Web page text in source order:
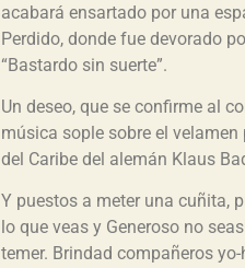
acabará ensartado por una
Perdido, donde fue devorado
“Bastardo sin suerte”.
Un deseo, que se confirme al
música sople sobre el
del Caribe del alemán Klaus
Y puestos a meter una cuñita,
lo que veas y Generoso no
temer. Brindad compañeros